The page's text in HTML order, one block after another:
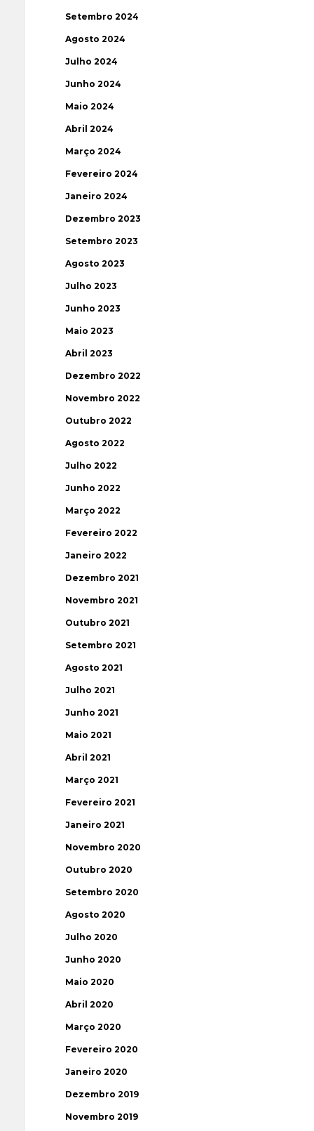
Setembro 2024
Agosto 2024
Julho 2024
Junho 2024
Maio 2024
Abril 2024
Março 2024
Fevereiro 2024
Janeiro 2024
Dezembro 2023
Setembro 2023
Agosto 2023
Julho 2023
Junho 2023
Maio 2023
Abril 2023
Dezembro 2022
Novembro 2022
Outubro 2022
Agosto 2022
Julho 2022
Junho 2022
Março 2022
Fevereiro 2022
Janeiro 2022
Dezembro 2021
Novembro 2021
Outubro 2021
Setembro 2021
Agosto 2021
Julho 2021
Junho 2021
Maio 2021
Abril 2021
Março 2021
Fevereiro 2021
Janeiro 2021
Novembro 2020
Outubro 2020
Setembro 2020
Agosto 2020
Julho 2020
Junho 2020
Maio 2020
Abril 2020
Março 2020
Fevereiro 2020
Janeiro 2020
Dezembro 2019
Novembro 2019